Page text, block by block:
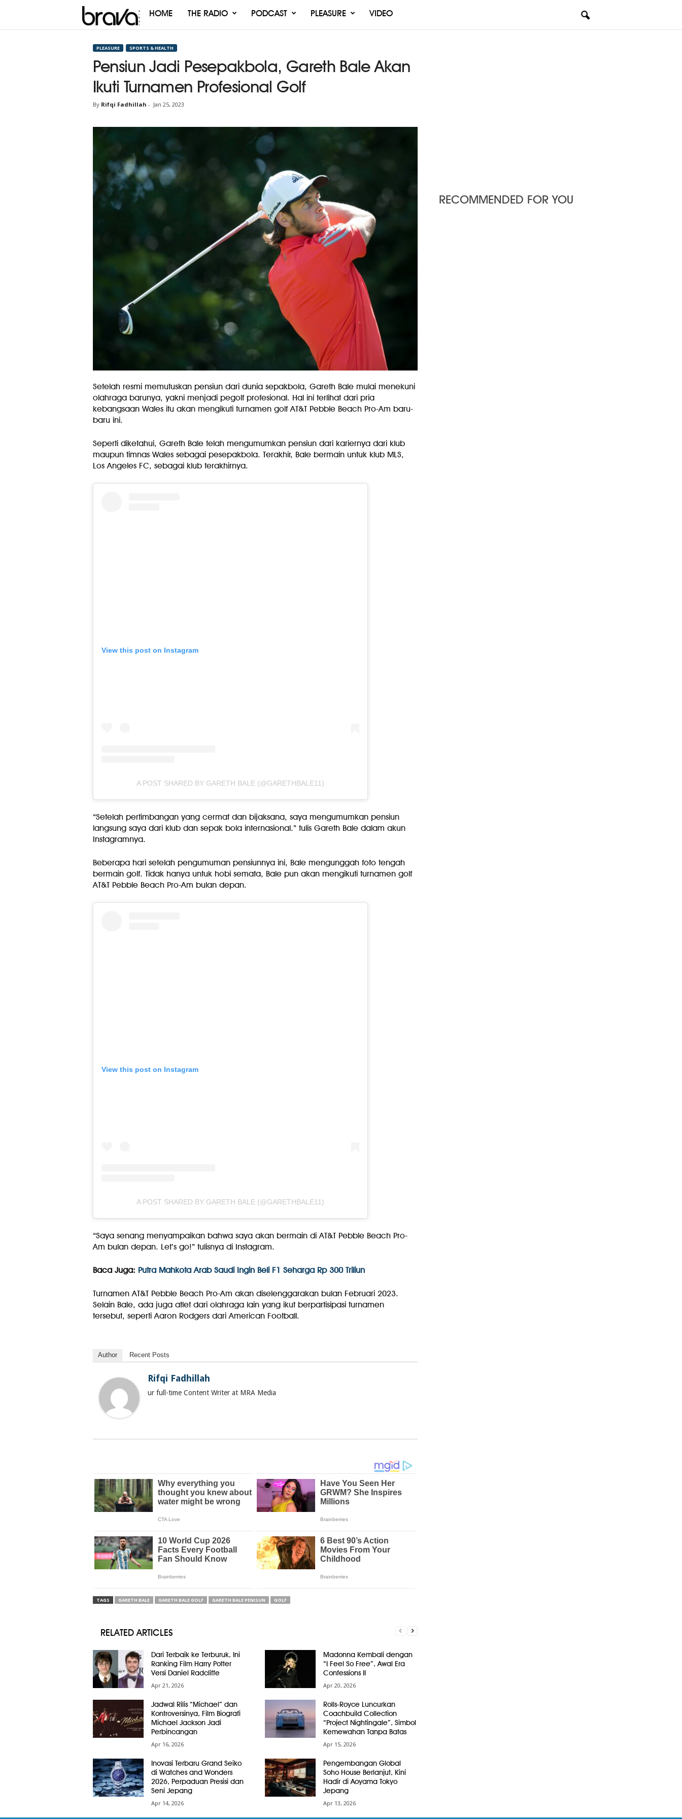
Brava
HOME THE RADIO PODCAST PLEASURE VIDEO
PLEASURE SPORTS & HEALTH
Pensiun Jadi Pesepakbola, Gareth Bale Akan
Ikuti Turnamen Profesional Golf
By Rifqi Fadhillah - Jan 25, 2023
Setelah resmi memutuskan pensiun dari dunia sepakbola, Gareth Bale mulai menekuni
olahraga barunya, yakni menjadi pegolf profesional. Hal ini terlihat dari pria
kebangsaan Wales itu akan mengikuti turnamen golf AT&T Pebble Beach Pro-Am baru-
baru ini.
Seperti diketahui, Gareth Bale telah mengumumkan pensiun dari kariernya dari klub
maupun timnas Wales sebagai pesepakbola. Terakhir, Bale bermain untuk klub MLS,
Los Angeles FC, sebagai klub terakhirnya.
View this post on Instagram
A POST SHARED BY GARETH BALE (@GARETHBALE11)
“Setelah pertimbangan yang cermat dan bijaksana, saya mengumumkan pensiun
langsung saya dari klub dan sepak bola internasional.” tulis Gareth Bale dalam akun
Instagramnya.
Beberapa hari setelah pengumuman pensiunnya ini, Bale mengunggah foto tengah
bermain golf. Tidak hanya untuk hobi semata, Bale pun akan mengikuti turnamen golf
AT&T Pebble Beach Pro-Am bulan depan.
View this post on Instagram
A POST SHARED BY GARETH BALE (@GARETHBALE11)
“Saya senang menyampaikan bahwa saya akan bermain di AT&T Pebble Beach Pro-
Am bulan depan. Let’s go!” tulisnya di Instagram.
Baca Juga: Putra Mahkota Arab Saudi Ingin Beli F1 Seharga Rp 300 Triliun
Turnamen AT&T Pebble Beach Pro-Am akan diselenggarakan bulan Februari 2023.
Selain Bale, ada juga atlet dari olahraga lain yang ikut berpartisipasi turnamen
tersebut, seperti Aaron Rodgers dari American Football.
Author Recent Posts
Rifqi Fadhillah
ur full-time Content Writer at MRA Media
TAGS GARETH BALE GARETH BALE GOLF GARETH BALE PENISUN GOLF
RELATED ARTICLES
Dari Terbaik ke Terburuk, Ini
Ranking Film Harry Potter
Versi Daniel Radcliffe
Apr 21, 2026
Madonna Kembali dengan
“I Feel So Free”, Awal Era
Confessions II
Apr 20, 2026
Jadwal Rilis “Michael” dan
Kontroversinya, Film Biografi
Michael Jackson Jadi
Perbincangan
Apr 16, 2026
Rolls-Royce Luncurkan
Coachbuild Collection
“Project Nightingale”, Simbol
Kemewahan Tanpa Batas
Apr 15, 2026
Inovasi Terbaru Grand Seiko
di Watches and Wonders
2026, Perpaduan Presisi dan
Seni Jepang
Apr 14, 2026
Pengembangan Global
Soho House Berlanjut, Kini
Hadir di Aoyama Tokyo
Jepang
Apr 13, 2026
RECOMMENDED FOR YOU